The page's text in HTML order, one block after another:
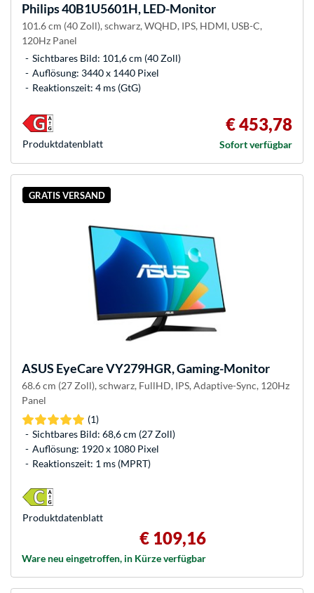
Philips40B1U5601H, LED-Monitor
101.6 cm (40 Zoll), schwarz, WQHD, IPS, HDMI, USB-C,
120Hz Panel
Sichtbares Bild: 101,6 cm (40 Zoll)
Auflösung: 3440 x 1440 Pixel
Reaktionszeit: 4 ms (GtG)
€ 453,78
Sofort verfügbar
Produkt­datenblatt
GRATIS VERSAND
ASUS EyeCare VY279HGR, Gaming-Monitor
68.6 cm (27 Zoll), schwarz, FullHD, IPS, Adaptive-Sync, 120Hz
Panel
(1)
Sichtbares Bild: 68,6 cm (27 Zoll)
Auflösung: 1920 x 1080 Pixel
Reaktionszeit: 1 ms (MPRT)
€ 109,16
Ware neu eingetroffen, in Kürze verfügbar
Produkt­datenblatt